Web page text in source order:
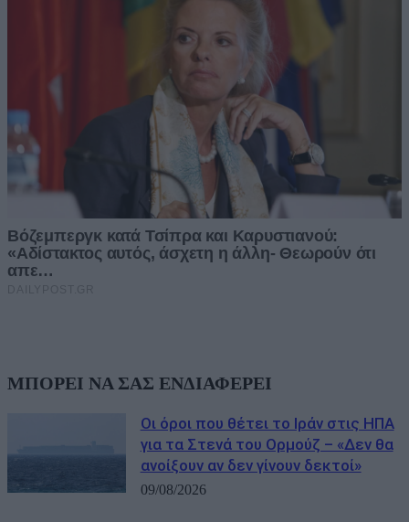
ΜΠΟΡΕΙ ΝΑ ΣΑΣ ΕΝΔΙΑΦΕΡΕΙ
Οι όροι που θέτει το Ιράν στις ΗΠΑ
για τα Στενά του Ορμούζ – «Δεν θα
ανοίξουν αν δεν γίνουν δεκτοί»
09/08/2026